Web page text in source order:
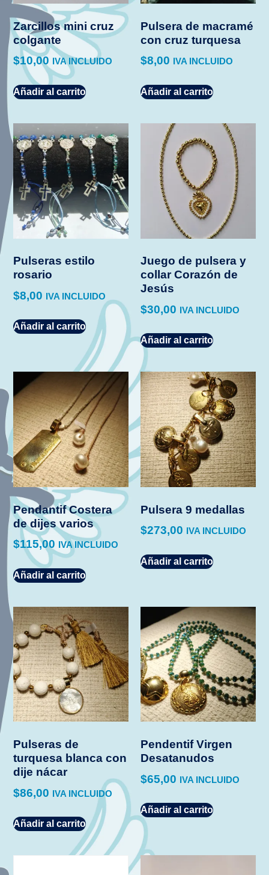
Zarcillos mini cruz
colgante
$10,00 IVA INCLUIDO
Añadir al carrito
Pulsera de macramé
con cruz turquesa
$8,00 IVA INCLUIDO
Añadir al carrito
Pulseras estilo
rosario
$8,00 IVA INCLUIDO
Añadir al carrito
Juego de pulsera y
collar Corazón de
Jesús
$30,00 IVA INCLUIDO
Añadir al carrito
Pendantif Costera
de dijes varios
$115,00 IVA INCLUIDO
Añadir al carrito
Pulsera 9 medallas
$273,00 IVA INCLUIDO
Añadir al carrito
Pulseras de
turquesa blanca con
dije nácar
$86,00 IVA INCLUIDO
Añadir al carrito
Pendentif Virgen
Desatanudos
$65,00 IVA INCLUIDO
Añadir al carrito